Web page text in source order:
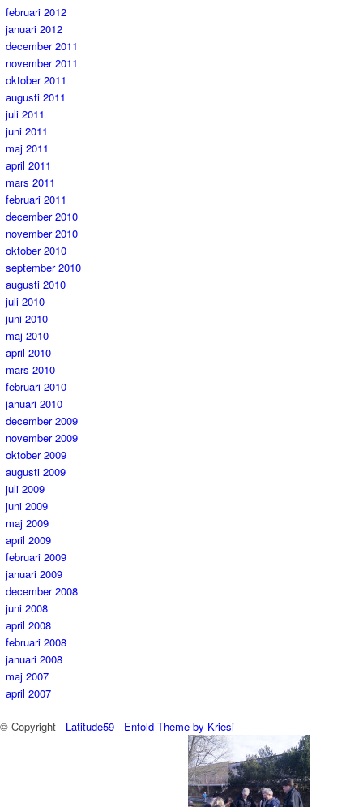
februari 2012
januari 2012
december 2011
november 2011
oktober 2011
augusti 2011
juli 2011
juni 2011
maj 2011
april 2011
mars 2011
februari 2011
december 2010
november 2010
oktober 2010
september 2010
augusti 2010
juli 2010
juni 2010
maj 2010
april 2010
mars 2010
februari 2010
januari 2010
december 2009
november 2009
oktober 2009
augusti 2009
juli 2009
juni 2009
maj 2009
april 2009
februari 2009
januari 2009
december 2008
juni 2008
april 2008
februari 2008
januari 2008
maj 2007
april 2007
© Copyright - Latitude59 - Enfold Theme by Kriesi